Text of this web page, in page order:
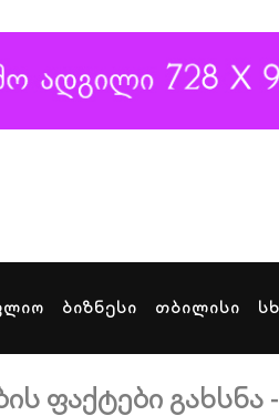
ბიზნესი თბილისი
ფაქტები გახსნა -